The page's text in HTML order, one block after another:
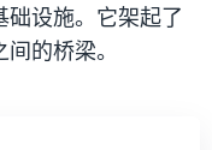
设施。它架起了
的桥梁。